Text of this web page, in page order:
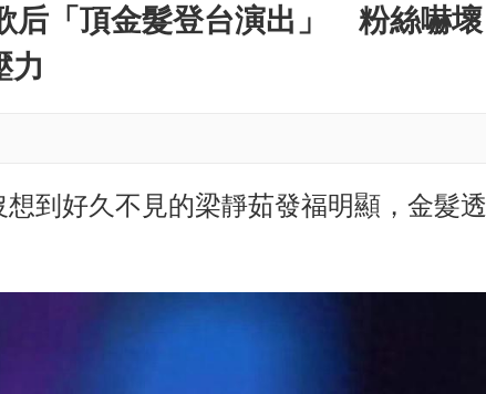
M
u
后「頂金髮登台演出」 粉絲嚇壞
力
到好久不見的梁靜茹發福明顯，金髮透